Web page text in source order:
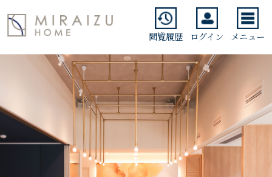
閲覧履歴 ログイン メニュー